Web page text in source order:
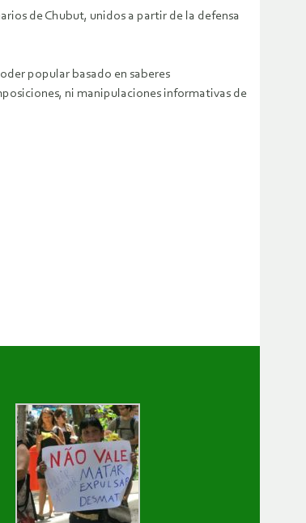
de Chubut, unidos a partir de la defensa
popular basado en saberes
ni manipulaciones informativas de